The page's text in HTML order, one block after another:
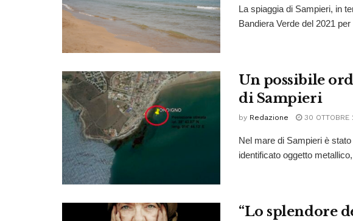
La spiaggia di Sampieri, in
Bandiera Verde del 2021
Un possibile
di Sampieri
by Redazione 30 OTTOBRE
Nel mare di Sampieri è
identificato oggetto
“Lo splendore